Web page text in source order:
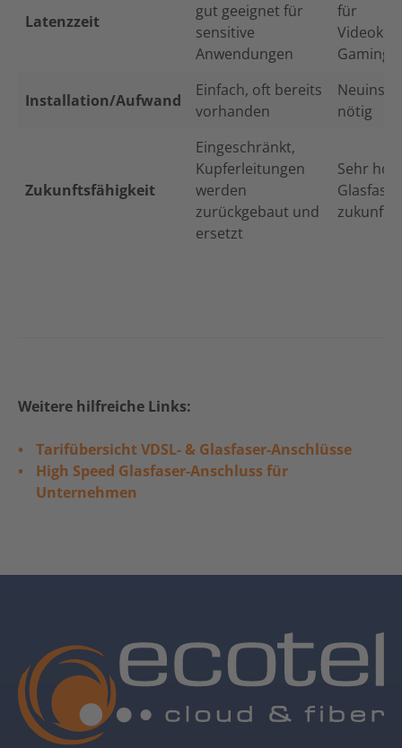
Latenzzeit
gut geeignet für
sensitive
Anwendungen
für
Gaming
Installation/Aufwand
Einfach, oft bereits
vorhanden
nötig
Zukunftsfähigkeit
Eingeschränkt,
Kupferleitungen
werden
zurückgebaut und
ersetzt
Sehr
Weitere hilfreiche Links:
Tarifübersicht VDSL- & Glasfaser-Anschlüsse
High Speed Glasfaser-Anschluss für
Unternehmen